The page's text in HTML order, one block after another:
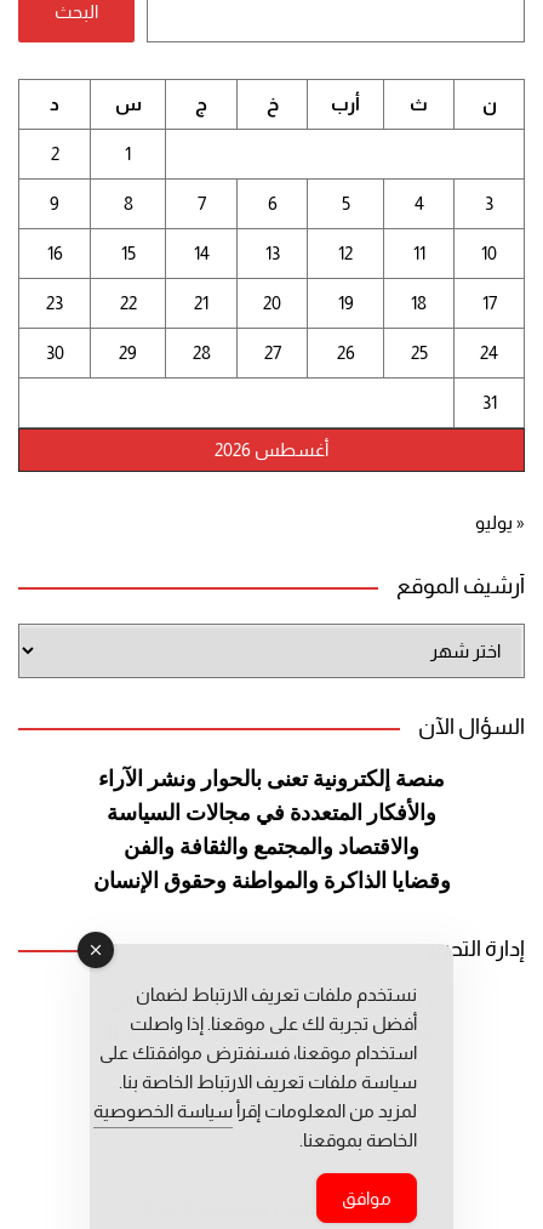
البحث
أغسطس 2026
ن ث أرب خ ج س د
1
2
3
4
5
6
7
8
9
10
11
12
13
14
15
16
17
18
19
20
21
22
23
24
25
26
27
28
29
30
31
« يوليو
أرشيف الموقع
الموقع
السؤال الآن
منصة إلكترونية تعنى بالحوار ونشر الآراء
والأفكار المتعددة في مجالات السياسة
والاقتصاد والمجتمع والثقافة والفن
وقضايا الذاكرة والمواطنة وحقوق الإنسان
إدارة التحرير
رئيس التحرير: عبد الرحيم التوراني
رئيس التحرير المساعد: المعطي قبال
مديرة التحرير: فاطمة حوحو
جميع حقوق النشر محفوظة © 2026
نستخدم ملفات تعريف الارتباط لضمان
أفضل تجربة لك على موقعنا. إذا واصلت
استخدام موقعنا، فسنفترض موافقتك على
سياسة ملفات تعريف الارتباط الخاصة بنا.
لمزيد من المعلومات إقرأ سياسة الخصوصية
الخاصة بموقعنا.
موافق